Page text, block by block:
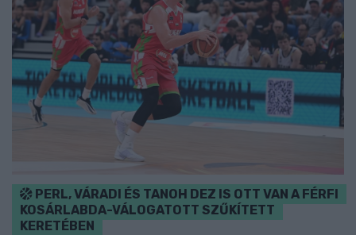
PERL, VÁRADI ÉS TANOH DEZ IS OTT VAN A FÉRFI
KOSÁRLABDA-VÁLOGATOTT SZŰKÍTETT
KERETÉBEN